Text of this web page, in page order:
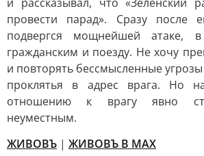
провести парад». Сразу после
подвергся мощнейшей атаке,
гражданским и поезду. Не хочу
и повторять бессмысленные
проклятья в адрес врага. Но
отношению к врагу явно
неуместным.
ЖИВОВЪ | ЖИВОВЪ В МАХ